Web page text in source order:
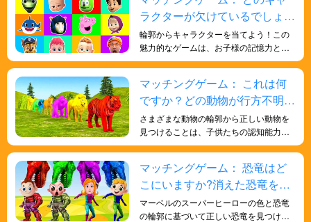
ラクターが欠けているでしょう
か？探してみましょう！
輪郭からキャラクターを当てよう！この
魅力的なゲームは、お子様の記憶力と観
察力を鍛え、植物の形を見分ける能力を
マッチングゲーム： これは何
ですか？どの動物が行方不明で
すか?動物の形を学ぼう！
さまざまな動物の輪郭から正しい動物を
見つけることは、子供たちの認知能力と
記憶力を鍛え、日常生活の知識と形状の
マッチングゲーム： 恐竜はど
こにいますか?消えた恐竜を探
そう！
マーベルのスーパーヒーローの色と恐竜
の輪郭に基づいて正しい恐竜を見つける